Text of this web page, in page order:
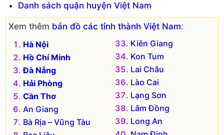
Danh sách quận huyện Việt Nam
Xem thêm bản đồ các tỉnh thành Việt Nam:
Hà Nội
Hồ Chí Minh
Đà Nẵng
Hải Phòng
Cần Thơ
An Giang
Bà Rịa – Vũng Tàu
Kiên Giang
Kon Tum
Lai Châu
Lào Cai
Lạng Sơn
Lâm Đồng
Long An